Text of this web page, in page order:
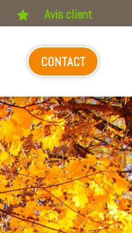
 Avis client
CONTACT